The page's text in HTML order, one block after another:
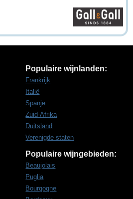
Populaire wijnlanden:
Frankrijk
Italië
Spanje
Zuid-Afrika
Duitsland
Verenigde staten
Populaire wijngebieden:
Beaujolais
Puglia
Bourgogne